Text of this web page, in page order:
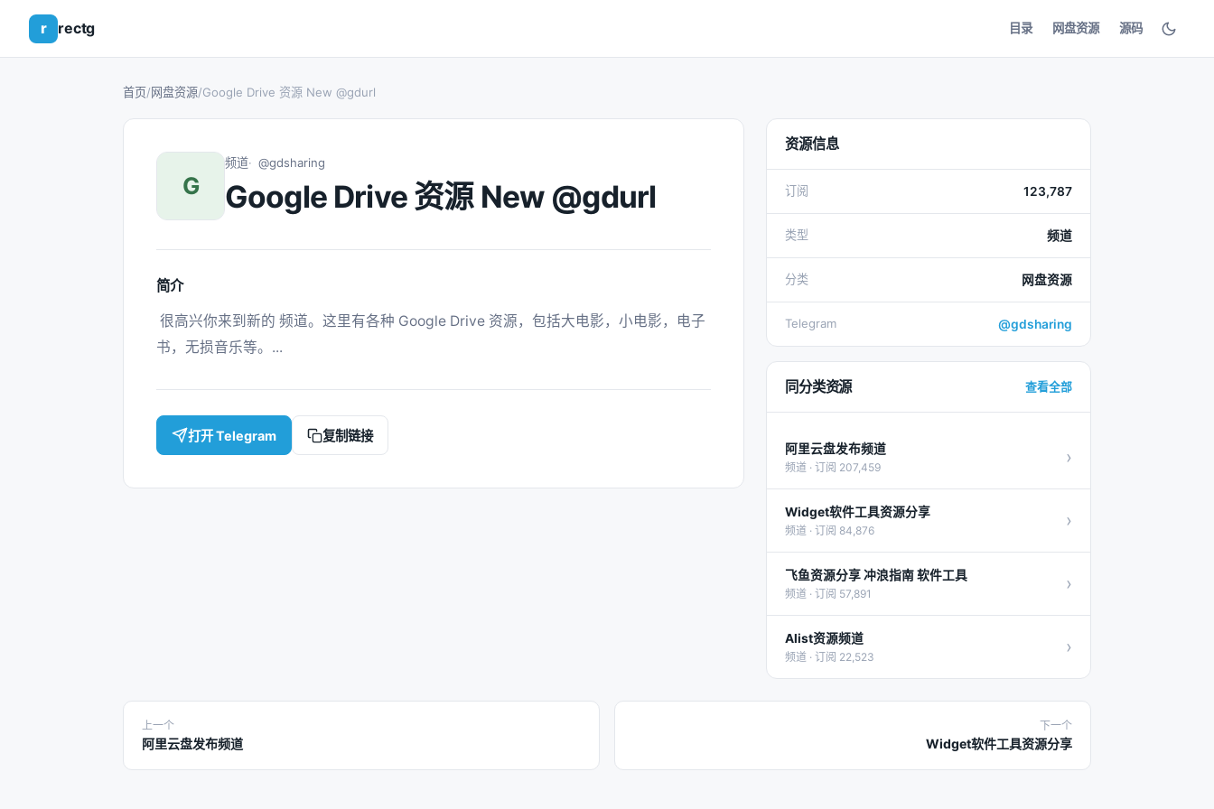
r rectg 目录 网盘资源 源码
首页/网盘资源/Google Drive 资源 New @gdurl
G
频道 @gdsharing
Google Drive 资源 New @gdurl
简介
书，无损音乐等。...
打开 Telegram 复制链接
资源信息
订阅 123,787
类型 频道
分类 网盘资源
Telegram @gdsharing
同分类资源 查看全部
阿里云盘发布频道
频道 · 订阅 207,459 ›
Widget软件工具资源分享
频道 · 订阅 84,876 ›
飞鱼资源分享 冲浪指南 软件工具
频道 · 订阅 57,891 ›
Alist资源频道
频道 · 订阅 22,523 ›
上一个
阿里云盘发布频道
下一个
Widget软件工具资源分享